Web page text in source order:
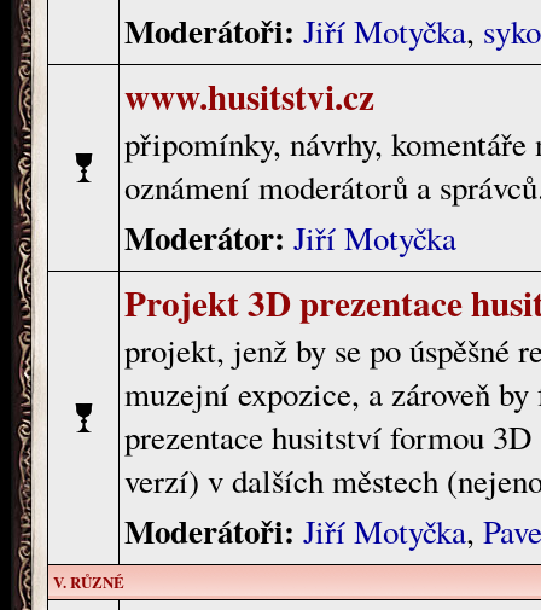
Moderátoři: Jiří Motyčka,
www.husitstvi.cz
připomínky, návrhy,
oznámení moderátorů a
Moderátor: Jiří Motyčka
Projekt 3D prezentace
projekt, jenž by se po úspěšné
muzejní expozice, a zároveň
prezentace husitství formou
verzí) v dalších městech
Moderátoři: Jiří Motyčka,
V. RŮZNÉ